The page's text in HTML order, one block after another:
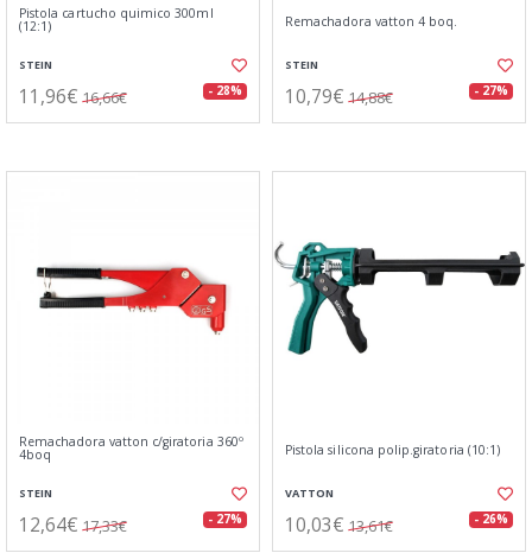
Pistola cartucho quimico 300ml
(12:1)
STEIN
11,96€ 16,66€ - 28%
Remachadora vatton 4 boq.
STEIN
10,79€ 14,88€ - 27%
Remachadora vatton c/giratoria 360º
4boq
STEIN
12,64€ 17,33€ - 27%
Pistola silicona polip.giratoria (10:1)
VATTON
10,03€ 13,61€ - 26%